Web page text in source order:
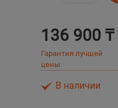
136 900 ₸
Гарантия лучшей
цены
В наличии
Усть-Каменогорск
Шымкент